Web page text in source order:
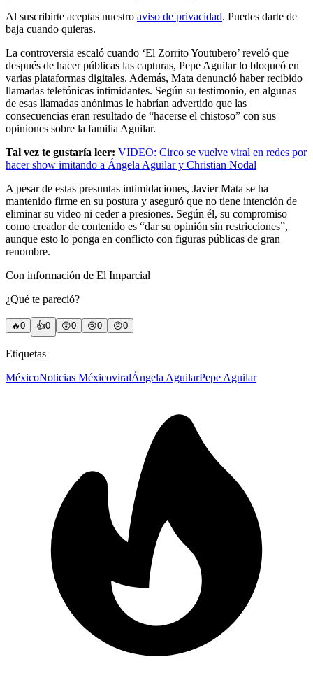
Al suscribirte aceptas nuestro aviso de privacidad. Puedes darte de
baja cuando quieras.
La controversia escaló cuando ‘El Zorrito Youtubero’ reveló que
después de hacer públicas las capturas, Pepe Aguilar lo bloqueó en
varias plataformas digitales. Además, Mata denunció haber recibido
llamadas telefónicas intimidantes. Según su testimonio, en algunas
de esas llamadas anónimas le habrían advertido que las
consecuencias eran resultado de “hacerse el chistoso” con sus
opiniones sobre la familia Aguilar.
Tal vez te gustaría leer: VIDEO: Circo se vuelve viral en redes por
hacer show imitando a Ángela Aguilar y Christian Nodal
A pesar de estas presuntas intimidaciones, Javier Mata se ha
mantenido firme en su postura y aseguró que no tiene intención de
eliminar su video ni ceder a presiones. Según él, su compromiso
como creador de contenido es “dar su opinión sin restricciones”,
aunque esto lo ponga en conflicto con figuras públicas de gran
renombre.
Con información de El Imparcial
¿Qué te pareció?
🔥0 👍0 😲0 😢0 😠0
Etiquetas
MéxicoNoticias MéxicoviralÁngela AguilarPepe Aguilar